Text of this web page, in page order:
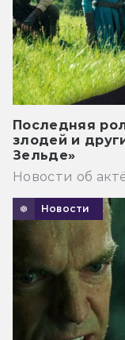
Последняя
злодей и
Зельде»
Новости об
Новости